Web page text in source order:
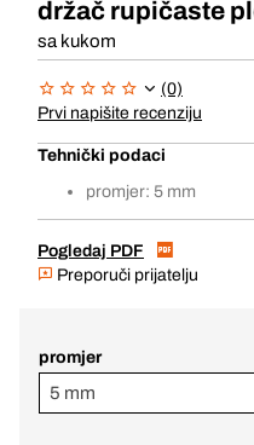
držač rupičaste
sa kukom
(0)
Prvi napišite recenziju
Tehnički podaci
promjer: 5 mm
Pogledaj PDF
Preporuči prijatelju
promjer
5 mm